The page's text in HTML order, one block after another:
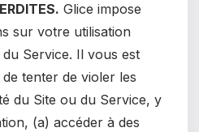
Glice impose
sur votre utilisation
Service. Il vous est
tenter de violer les
du Site ou du Service, y
(a) accéder à des